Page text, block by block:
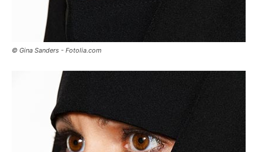
© Gina Sanders - Fotolia.com